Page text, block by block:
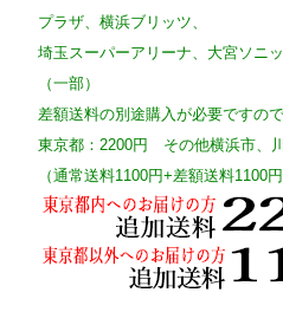
プラザ、横浜ブリッツ、
埼玉スーパーアリーナ、大宮ソニ
（一部）
差額送料の別途購入が必要ですの
東京都：2200円 その他横浜市、
（通常送料1100円+差額送料1100円